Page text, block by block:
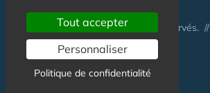
© CapCampus 2026 - Tous droits réservés. //
Tout accepter
Personnaliser
Politique de confidentialité